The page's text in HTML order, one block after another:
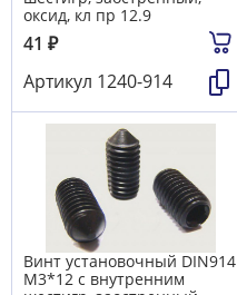
оксид, кл пр 12.9
41 ₽
Артикул 1240-914
Винт установочный DIN914
М3*12 с внутренним